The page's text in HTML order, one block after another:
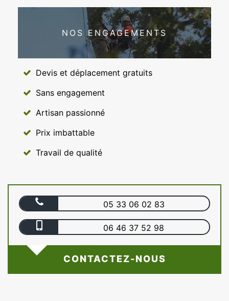
NOS ENGAGEMENTS
Devis et déplacement gratuits
Sans engagement
Artisan passionné
Prix imbattable
Travail de qualité
05 33 06 02 83
06 46 37 52 98
CONTACTEZ-NOUS